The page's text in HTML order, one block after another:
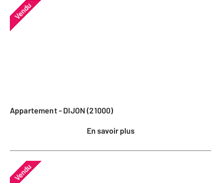
Vendu
Appartement - DIJON (21000)
En savoir plus
Vendu